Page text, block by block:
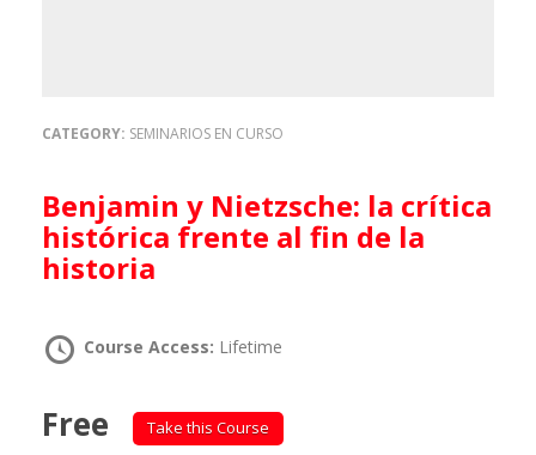
CATEGORY: SEMINARIOS EN CURSO
Benjamin y Nietzsche: la crítica
histórica frente al fin de la
historia
Course Access: Lifetime
Free Take this Course